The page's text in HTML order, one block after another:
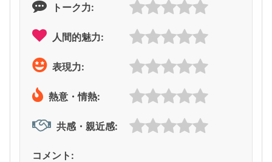
トーク力:
人間的魅力:
表現力:
熱意・情熱:
共感・親近感:
コメント: